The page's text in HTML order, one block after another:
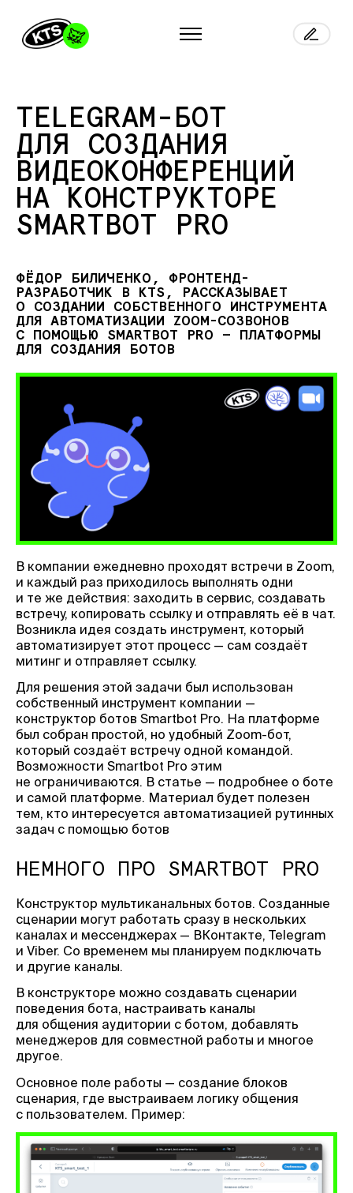
TELEGRAM-БОТ
ДЛЯ СОЗДАНИЯ
ВИДЕОКОНФЕРЕНЦИЙ
НА КОНСТРУКТОРЕ
SMARTBOT PRO
ФЁДОР БИЛИЧЕНКО, ФРОНТЕНД-
РАЗРАБОТЧИК В KTS, РАССКАЗЫВАЕТ
О СОЗДАНИИ СОБСТВЕННОГО ИНСТРУМЕНТА
ДЛЯ АВТОМАТИЗАЦИИ ZOOM-СОЗВОНОВ
С ПОМОЩЬЮ SMARTBOT PRO — ПЛАТФОРМЫ
ДЛЯ СОЗДАНИЯ БОТОВ
В компании ежедневно проходят встречи в Zoom,
и каждый раз приходилось выполнять одни
и те же действия: заходить в сервис, создавать
встречу, копировать ссылку и отправлять её в чат.
Возникла идея создать инструмент, который
автоматизирует этот процесс — сам создаёт
митинг и отправляет ссылку.
Для решения этой задачи был использован
собственный инструмент компании —
конструктор ботов Smartbot Pro. На платформе
был собран простой, но удобный Zoom-бот,
который создаёт встречу одной командой.
Возможности Smartbot Pro этим
не ограничиваются. В статье — подробнее о боте
и самой платформе. Материал будет полезен
тем, кто интересуется автоматизацией рутинных
задач с помощью ботов
НЕМНОГО ПРО SMARTBOT PRO
Конструктор мультиканальных ботов. Созданные
сценарии могут работать сразу в нескольких
каналах и мессенджерах — ВКонтакте, Telegram
и Viber. Со временем мы планируем подключать
и другие каналы.
В конструкторе можно создавать сценарии
поведения бота, настраивать каналы
для общения аудитории с ботом, добавлять
менеджеров для совместной работы и многое
другое.
Основное поле работы — создание блоков
сценария, где выстраиваем логику общения
с пользователем. Пример: